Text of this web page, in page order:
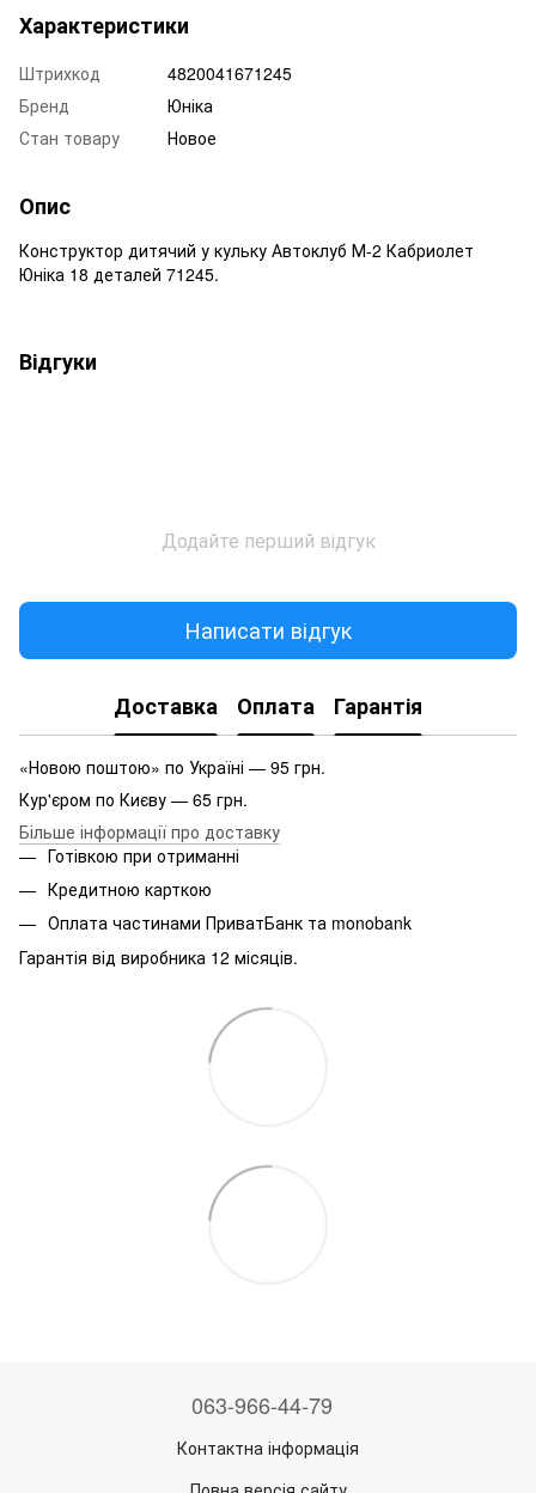
Характеристики
Штрихкод
4820041671245
Бренд
Юніка
Стан товару
Новое
Опис
Конструктор дитячий у кульку Автоклуб М-2 Кабриолет
Юніка 18 деталей 71245.
Відгуки
Додайте перший відгук
Написати відгук
Доставка Оплата Гарантія
«Новою поштою» по Україні — 95 грн.
Кур'єром по Києву — 65 грн.
Більше інформації про доставку
Готівкою при отриманні
Кредитною карткою
Оплата частинами ПриватБанк та monobank
Гарантія від виробника 12 місяців.
063-966-44-79
Контактна інформація